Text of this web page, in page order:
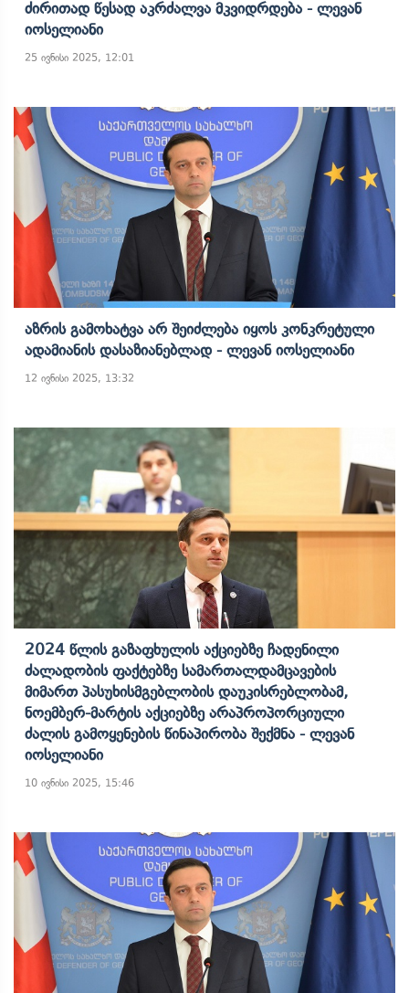
Ძირითად Წესად Აკრძალვა Მკვიდრდება - Ლევან
Იოსელიანი
25 ივნისი 2025, 12:01
Აზრის Გამოხატვა Არ Შეიძლება Იყოს Კონკრეტული
Ადამიანის Დასაზიანებლად - Ლევან Იოსელიანი
12 ივნისი 2025, 13:32
2024 Წლის Გაზაფხულის Აქციებზე Ჩადენილი
Ძალადობის Ფაქტებზე Სამართალდამცავების
Მიმართ Პასუხისმგებლობის Დაუკისრებლობამ,
Ნოემბერ-Მარტის Აქციებზე Არაპროპორციული
Ძალის Გამოყენების Წინაპირობა Შექმნა - Ლევან
Იოსელიანი
10 ივნისი 2025, 15:46